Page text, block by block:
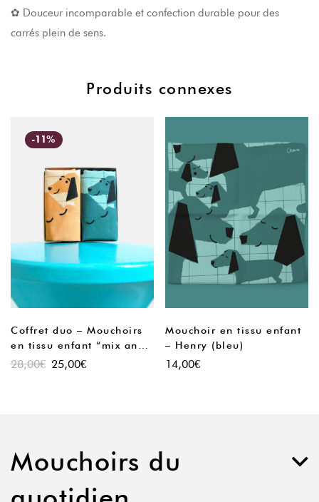
✿ Douceur incomparable et confection durable pour des
carrés plein de sens.
Produits connexes
-11%
Coffret duo – Mouchoirs
en tissu enfant “mix and
matchs”
28,00€ 25,00€
Mouchoir en tissu enfant
– Henry (bleu)
14,00€
Mouchoirs du